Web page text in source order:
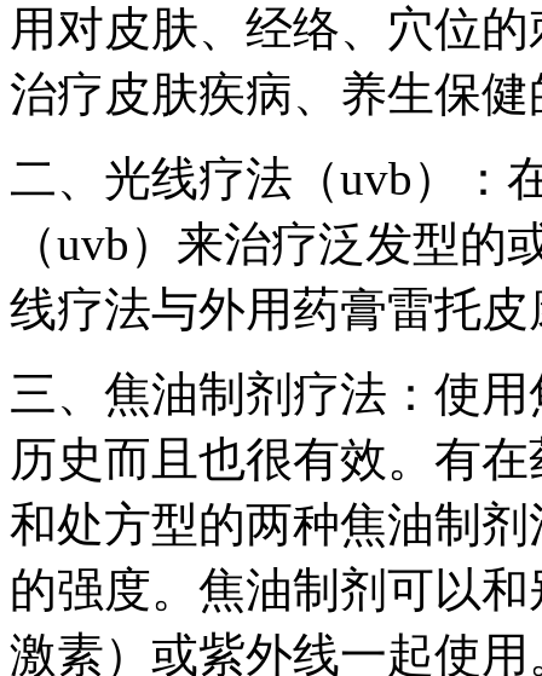
用对皮肤、经络、穴位
治疗皮肤疾病、养生保
二、光线疗法（uvb）：
（uvb）来治疗泛发型
线疗法与外用药膏雷托
三、焦油制剂疗法：使
历史而且也很有效。有
和处方型的两种焦油制
的强度。焦油制剂可以
激素）或紫外线一起使